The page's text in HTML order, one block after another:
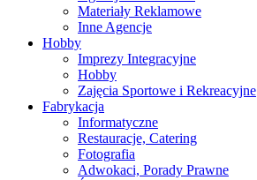
Materiały Reklamowe
Inne Agencje
Hobby
Imprezy Integracyjne
Hobby
Zajęcia Sportowe i Rekreacyjne
Fabrykacja
Informatyczne
Restauracje, Catering
Fotografia
Adwokaci, Porady Prawne